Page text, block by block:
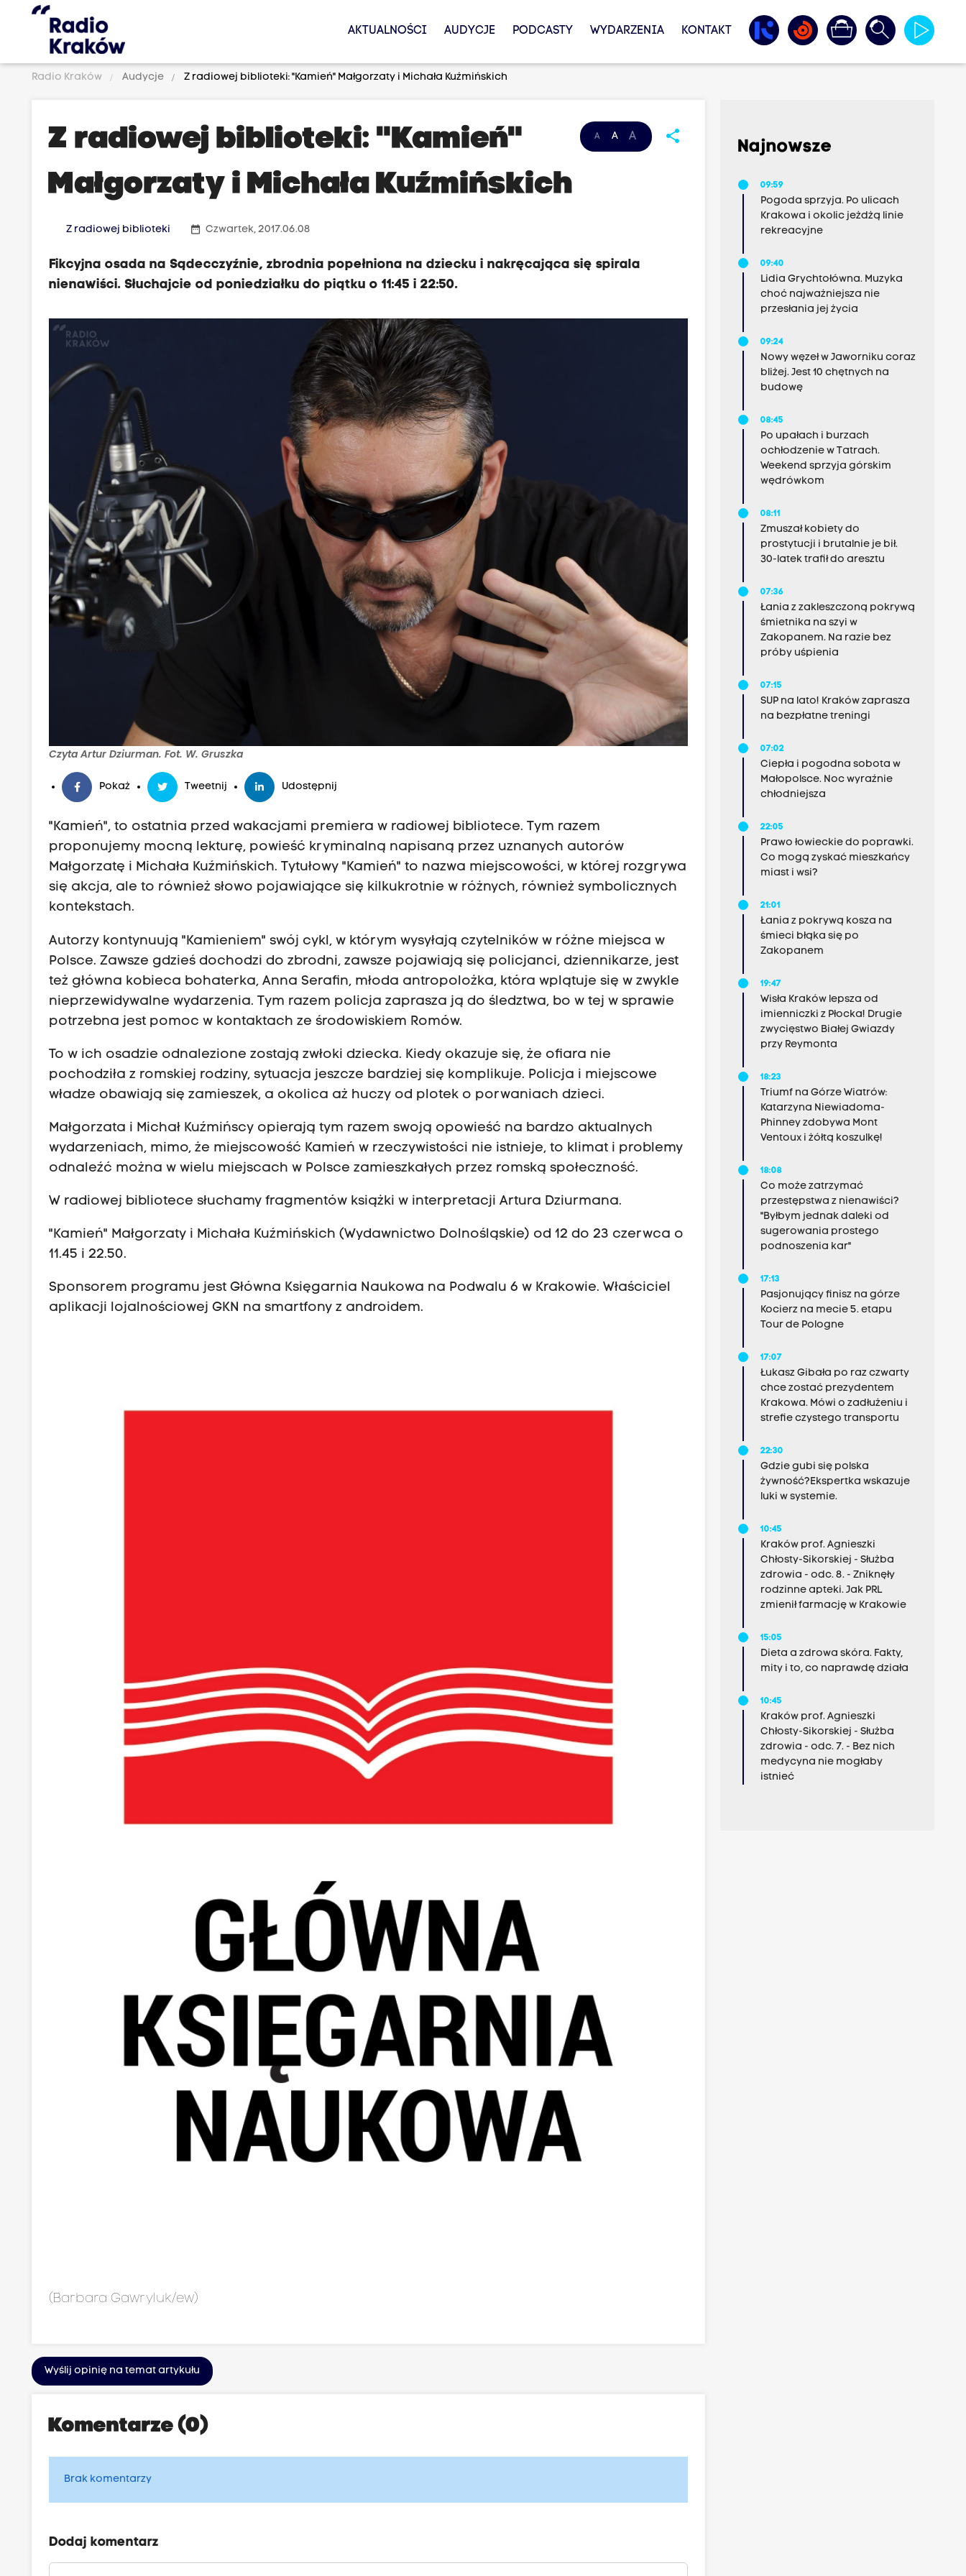
AKTUALNOŚCI AUDYCJE PODCASTY WYDARZENIA KONTAKT
Radio Kraków Audycje Z radiowej biblioteki: "Kamień" Małgorzaty i Michała Kuźmińskich
A A A share
Z radiowej biblioteki: "Kamień"
Małgorzaty i Michała Kuźmińskich
Z radiowej biblioteki date_range Czwartek, 2017.06.08
Fikcyjna osada na Sądecczyźnie, zbrodnia popełniona na dziecku i nakręcająca się spirala
nienawiści. Słuchajcie od poniedziałku do piątku o 11:45 i 22:50.
Czyta Artur Dziurman. Fot. W. Gruszka
Pokaż Tweetnij Udostępnij
"Kamień", to ostatnia przed wakacjami premiera w radiowej bibliotece. Tym razem
proponujemy mocną lekturę, powieść kryminalną napisaną przez uznanych autorów
Małgorzatę i Michała Kuźmińskich. Tytułowy "Kamień" to nazwa miejscowości, w której rozgrywa
się akcja, ale to również słowo pojawiające się kilkukrotnie w różnych, również symbolicznych
kontekstach.
Autorzy kontynuują "Kamieniem" swój cykl, w którym wysyłają czytelników w różne miejsca w
Polsce. Zawsze gdzieś dochodzi do zbrodni, zawsze pojawiają się policjanci, dziennikarze, jest
też główna kobieca bohaterka, Anna Serafin, młoda antropolożka, która wplątuje się w zwykle
nieprzewidywalne wydarzenia. Tym razem policja zaprasza ją do śledztwa, bo w tej w sprawie
potrzebna jest pomoc w kontaktach ze środowiskiem Romów.
To w ich osadzie odnalezione zostają zwłoki dziecka. Kiedy okazuje się, że ofiara nie
pochodziła z romskiej rodziny, sytuacja jeszcze bardziej się komplikuje. Policja i miejscowe
władze obawiają się zamieszek, a okolica aż huczy od plotek o porwaniach dzieci.
Małgorzata i Michał Kuźmińscy opierają tym razem swoją opowieść na bardzo aktualnych
wydarzeniach, mimo, że miejscowość Kamień w rzeczywistości nie istnieje, to klimat i problemy
odnaleźć można w wielu miejscach w Polsce zamieszkałych przez romską społeczność.
W radiowej bibliotece słuchamy fragmentów książki w interpretacji Artura Dziurmana.
"Kamień" Małgorzaty i Michała Kuźmińskich (Wydawnictwo Dolnośląskie) od 12 do 23 czerwca o
11.45 i 22.50.
Sponsorem programu jest Główna Księgarnia Naukowa na Podwalu 6 w Krakowie. Właściciel
aplikacji lojalnościowej GKN na smartfony z androidem.
(Barbara Gawryluk/ew)
Wyślij opinię na temat artykułu
Komentarze (0)
Brak komentarzy
Dodaj komentarz
Najnowsze
09:59
Pogoda sprzyja. Po ulicach
Krakowa i okolic jeżdżą linie
rekreacyjne
09:40
Lidia Grychtołówna. Muzyka
choć najważniejsza nie
przesłania jej życia
09:24
Nowy węzeł w Jaworniku coraz
bliżej. Jest 10 chętnych na
budowę
08:45
Po upałach i burzach
ochłodzenie w Tatrach.
Weekend sprzyja górskim
wędrówkom
08:11
Zmuszał kobiety do
prostytucji i brutalnie je bił.
30-latek trafił do aresztu
07:36
Łania z zakleszczoną pokrywą
śmietnika na szyi w
Zakopanem. Na razie bez
próby uśpienia
07:15
SUP na lato! Kraków zaprasza
na bezpłatne treningi
07:02
Ciepła i pogodna sobota w
Małopolsce. Noc wyraźnie
chłodniejsza
22:05
Prawo łowieckie do poprawki.
Co mogą zyskać mieszkańcy
miast i wsi?
21:01
Łania z pokrywą kosza na
śmieci błąka się po
Zakopanem
19:47
Wisła Kraków lepsza od
imienniczki z Płocka! Drugie
zwycięstwo Białej Gwiazdy
przy Reymonta
18:23
Triumf na Górze Wiatrów:
Katarzyna Niewiadoma-
Phinney zdobywa Mont
Ventoux i żółtą koszulkę!
18:08
Co może zatrzymać
przestępstwa z nienawiści?
"Byłbym jednak daleki od
sugerowania prostego
podnoszenia kar"
17:13
Pasjonujący finisz na górze
Kocierz na mecie 5. etapu
Tour de Pologne
17:07
Łukasz Gibała po raz czwarty
chce zostać prezydentem
Krakowa. Mówi o zadłużeniu i
strefie czystego transportu
22:30
Gdzie gubi się polska
żywność?Ekspertka wskazuje
luki w systemie.
10:45
Kraków prof. Agnieszki
Chłosty-Sikorskiej - Służba
zdrowia - odc. 8. - Zniknęły
rodzinne apteki. Jak PRL
zmienił farmację w Krakowie
15:05
Dieta a zdrowa skóra. Fakty,
mity i to, co naprawdę działa
10:45
Kraków prof. Agnieszki
Chłosty-Sikorskiej - Służba
zdrowia - odc. 7. - Bez nich
medycyna nie mogłaby
istnieć